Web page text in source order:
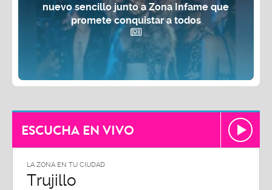
nuevo sencillo junto a Zona Infame que
promete conquistar a todos
ESCUCHA EN VIVO
LA ZONA EN TU CIUDAD
Trujillo